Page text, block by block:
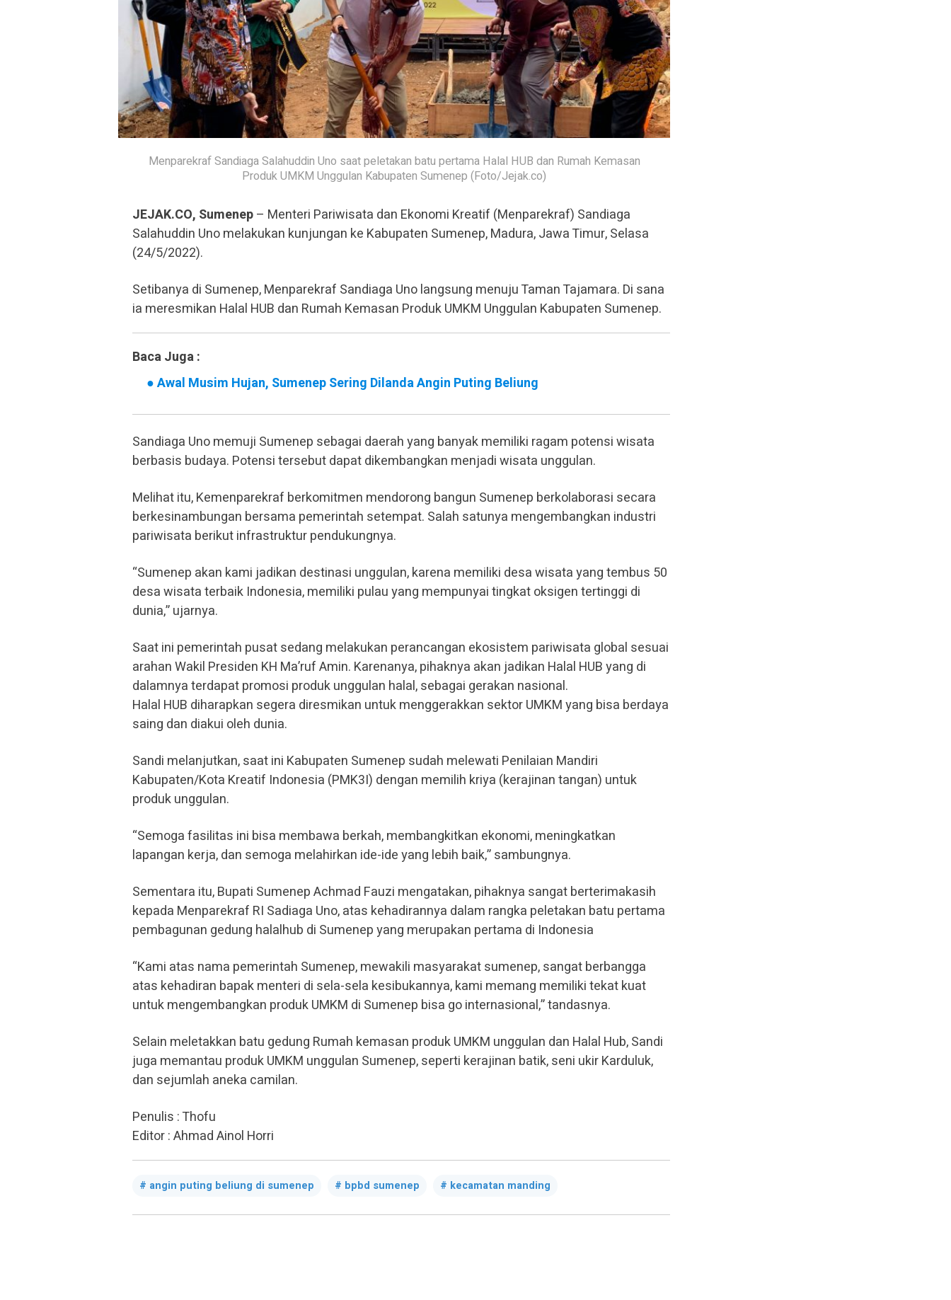
Menparekraf Sandiaga Salahuddin Uno saat peletakan batu pertama Halal HUB dan Rumah Kemasan
Produk UMKM Unggulan Kabupaten Sumenep (Foto/Jejak.co)
JEJAK.CO, Sumenep– Menteri Pariwisata dan Ekonomi Kreatif (Menparekraf) Sandiaga
Salahuddin Uno melakukan kunjungan ke Kabupaten Sumenep, Madura, Jawa Timur, Selasa
(24/5/2022).
Setibanya di Sumenep, Menparekraf Sandiaga Uno langsung menuju Taman Tajamara. Di sana
ia meresmikan Halal HUB dan Rumah Kemasan Produk UMKM Unggulan Kabupaten Sumenep.
Baca Juga :
●Awal Musim Hujan, Sumenep Sering Dilanda Angin Puting Beliung
Sandiaga Uno memuji Sumenep sebagai daerah yang banyak memiliki ragam potensi wisata
berbasis budaya. Potensi tersebut dapat dikembangkan menjadi wisata unggulan.
Melihat itu, Kemenparekraf berkomitmen mendorong bangun Sumenep berkolaborasi secara
berkesinambungan bersama pemerintah setempat. Salah satunya mengembangkan industri
pariwisata berikut infrastruktur pendukungnya.
“Sumenep akan kami jadikan destinasi unggulan, karena memiliki desa wisata yang tembus 50
desa wisata terbaik Indonesia, memiliki pulau yang mempunyai tingkat oksigen tertinggi di
dunia,” ujarnya.
Saat ini pemerintah pusat sedang melakukan perancangan ekosistem pariwisata global sesuai
arahan Wakil Presiden KH Ma’ruf Amin. Karenanya, pihaknya akan jadikan Halal HUB yang di
dalamnya terdapat promosi produk unggulan halal, sebagai gerakan nasional.
Halal HUB diharapkan segera diresmikan untuk menggerakkan sektor UMKM yang bisa berdaya
saing dan diakui oleh dunia.
Sandi melanjutkan, saat ini Kabupaten Sumenep sudah melewati Penilaian Mandiri
Kabupaten/Kota Kreatif Indonesia (PMK3I) dengan memilih kriya (kerajinan tangan) untuk
produk unggulan.
“Semoga fasilitas ini bisa membawa berkah, membangkitkan ekonomi, meningkatkan
lapangan kerja, dan semoga melahirkan ide-ide yang lebih baik,” sambungnya.
Sementara itu, Bupati Sumenep Achmad Fauzi mengatakan, pihaknya sangat berterimakasih
kepada Menparekraf RI Sadiaga Uno, atas kehadirannya dalam rangka peletakan batu pertama
pembagunan gedung halalhub di Sumenep yang merupakan pertama di Indonesia
“Kami atas nama pemerintah Sumenep, mewakili masyarakat sumenep, sangat berbangga
atas kehadiran bapak menteri di sela-sela kesibukannya, kami memang memiliki tekat kuat
untuk mengembangkan produk UMKM di Sumenep bisa go internasional,” tandasnya.
Selain meletakkan batu gedung Rumah kemasan produk UMKM unggulan dan Halal Hub, Sandi
juga memantau produk UMKM unggulan Sumenep, seperti kerajinan batik, seni ukir Karduluk,
dan sejumlah aneka camilan.
Penulis : Thofu
Editor : Ahmad Ainol Horri
angin puting beliung di sumenep bpbd sumenep kecamatan manding